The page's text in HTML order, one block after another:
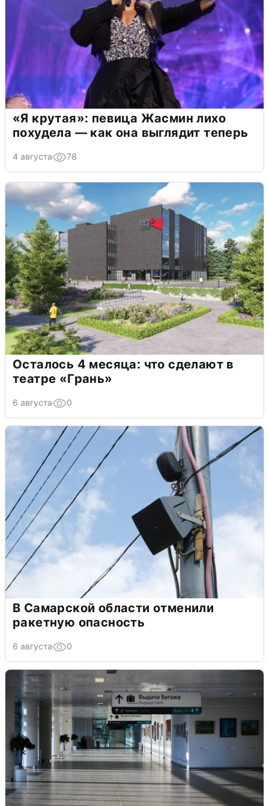
«Я крутая»: певица Жасмин лихо
похудела — как она выглядит теперь
4 августа 78
Осталось 4 месяца: что сделают в
театре «Грань»
6 августа 0
В Самарской области отменили
ракетную опасность
6 августа 0